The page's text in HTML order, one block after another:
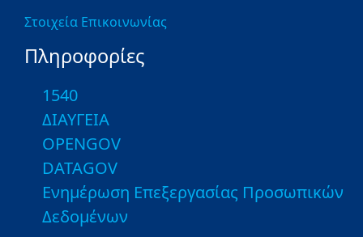
Στοιχεία Επικοινωνίας
Πληροφορίες
1540
ΔΙΑΥΓΕΙΑ
OPENGOV
DATAGOV
Ενημέρωση Επεξεργασίας Προσωπικών
Δεδομένων